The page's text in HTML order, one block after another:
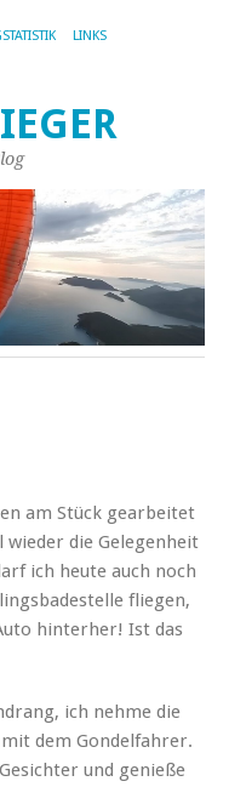
LINKS
am Stück gearbeitet
die Gelegenheit
ich heute auch noch
fliegen,
hinterher! Ist das
ich nehme die
dem Gondelfahrer.
und genieße